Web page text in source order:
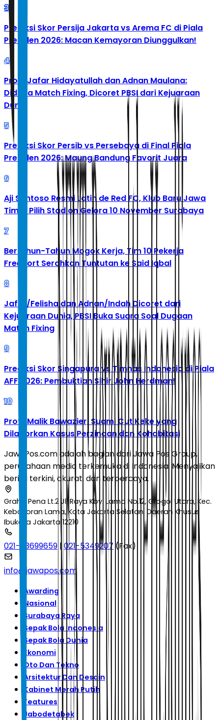
3
Prediksi Skor Persija Jakarta vs Arema FC di Piala
Presiden 2026: Macan Kemayoran Diunggulkan!
4
Profil Jafar Hidayatullah dan Adnan Maulana:
Diduga Match Fixing, Dicoret PBSI dari Kejuaraan
Dunia
5
Prediksi Skor Persib vs Persebaya di Final Piala
Presiden 2026: Maung Bandung Favorit Juara
6
Aji Santoso Resmi Latih de Red FC, Klub Baru Jawa
Timur Pilih Stadion Gelora 10 November Surabaya
7
Bertahun-Tahun Mogok Kerja, Tim 10 Pekerja
Freeport Serahkan Tuntutan ke Said Iqbal
8
Jafar/Felisha dan Adnan/Indah Dicoret dari
Kejuaraan Dunia, PBSI Buka Suara Soal Dugaan
Match Fixing
9
Prediksi Skor Singapura vs Timnas Indonesia di Piala
AFF 2026: Pembuktian Sihir John Herdman!
10
Profil Malik Bawazier, Suami Cut Keke yang
Dilaporkan Kasus Perzinaan dan Kohabitasi
JawaPos.com adalah bagian dari Jawa Pos Group,
perusahaan media terkemuka di Indonesia. Menyajikan
berita terkini, akurat, dan terpercaya.
Graha Pena Lt.2 Jl. Raya Kby. Lama No.12, Grogol Utara, Kec.
Kebayoran Lama, Kota Jakarta Selatan, Daerah Khusus
Ibukota Jakarta 12210
021-53699659 |021-5349207 (Fax)
info@jawapos.com
Awarding
Nasional
Surabaya Raya
Sepak Bola Indonesia
Sepak Bola Dunia
Ekonomi
Oto Dan Tekno
Arsitektur Dan Desain
Kabinet Merah Putih
Features
Jabodetabek